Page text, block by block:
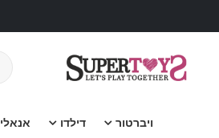
ויברטור דילדו אנאלי